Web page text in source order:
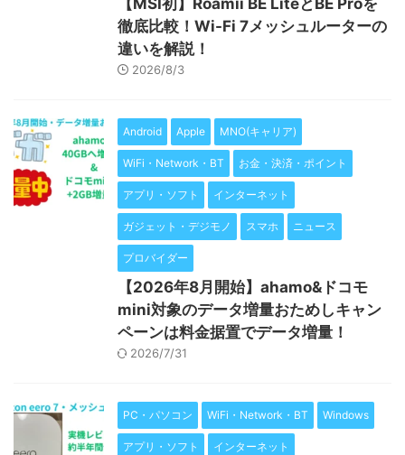
【MSI初】Roamii BE LiteとBE Proを
徹底比較！Wi-Fi 7メッシュルーターの
違いを解説！
2026/8/3
Android Apple MNO(キャリア)
WiFi・Network・BT お金・決済・ポイント
アプリ・ソフト インターネット
ガジェット・デジモノ スマホ ニュース
プロバイダー
【2026年8月開始】ahamo&ドコモ
mini対象のデータ増量おためしキャン
ペーンは料金据置でデータ増量！
2026/7/31
PC・パソコン WiFi・Network・BT Windows
アプリ・ソフト インターネット